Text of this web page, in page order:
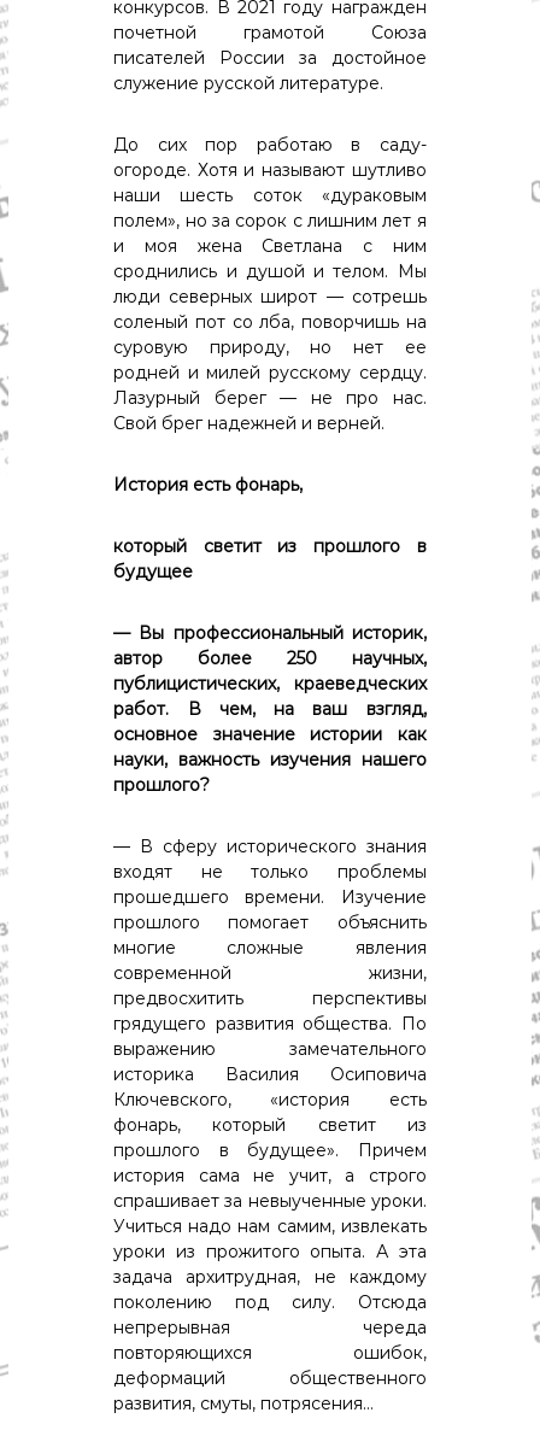
конкурсов. В 2021 году награжден
почетной грамотой Союза
писателей России за достойное
служение русской литературе.
До сих пор работаю в саду-
огороде. Хотя и называют шутливо
наши шесть соток «дураковым
полем», но за сорок с лишним лет я
и моя жена Светлана с ним
сроднились и душой и телом. Мы
люди северных широт — сотрешь
соленый пот со лба, поворчишь на
суровую природу, но нет ее
родней и милей русскому сердцу.
Лазурный берег — не про нас.
Свой брег надежней и верней.
История есть фонарь,
который светит из прошлого в
будущее
— Вы профессиональный историк,
автор более 250 научных,
публицистических, краеведческих
работ. В чем, на ваш взгляд,
основное значение истории как
науки, важность изучения нашего
прошлого?
— В сферу исторического знания
входят не только проблемы
прошедшего времени. Изучение
прошлого помогает объяснить
многие сложные явления
современной жизни,
предвосхитить перспективы
грядущего развития общества. По
выражению замечательного
историка Василия Осиповича
Ключевского, «история есть
фонарь, который светит из
прошлого в будущее». Причем
история сама не учит, а строго
спрашивает за невыученные уроки.
Учиться надо нам самим, извлекать
уроки из прожитого опыта. А эта
задача архитрудная, не каждому
поколению под силу. Отсюда
непрерывная череда
повторяющихся ошибок,
деформаций общественного
развития, смуты, потрясения…